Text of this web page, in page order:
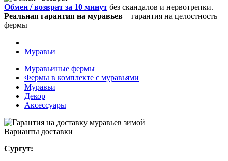
Обмен / возврат за 10 минут без скандалов и нервотрепки.
Реальная гарантия на муравьев + гарантия на целостность
фермы
Муравьи
Муравьиные фермы
Фермы в комплекте с муравьями
Муравьи
Декор
Аксессуары
Варианты доставки
Сургут: